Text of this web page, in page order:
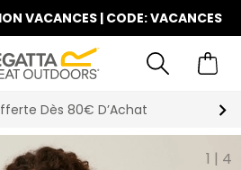
VACANCES | CODE: VACANCES
Collection Est Disponible
1 | 4